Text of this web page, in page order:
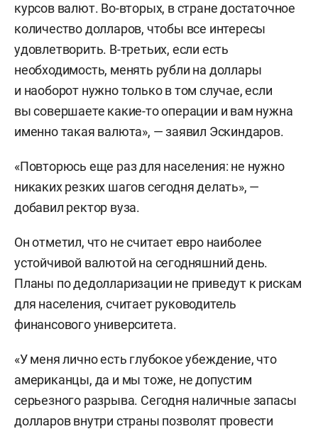
курсов валют. Во-вторых, в стране достаточное
количество долларов, чтобы все интересы
удовлетворить. В-третьих, если есть
необходимость, менять рубли на доллары
и наоборот нужно только в том случае, если
вы совершаете какие-то операции и вам нужна
именно такая валюта», — заявил Эскиндаров.
«Повторюсь еще раз для населения: не нужно
никаких резких шагов сегодня делать», —
добавил ректор вуза.
Он отметил, что не считает евро наиболее
устойчивой валютой на сегодняшний день.
Планы по дедолларизации не приведут к рискам
для населения, считает руководитель
финансового университета.
«У меня лично есть глубокое убеждение, что
американцы, да и мы тоже, не допустим
серьезного разрыва. Сегодня наличные запасы
долларов внутри страны позволят провести